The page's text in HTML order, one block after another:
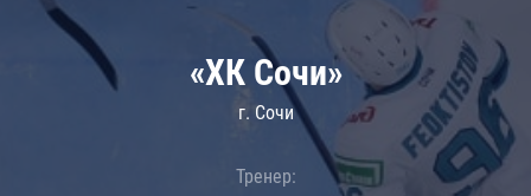
«ХК Сочи»
г. Сочи
Тренер: